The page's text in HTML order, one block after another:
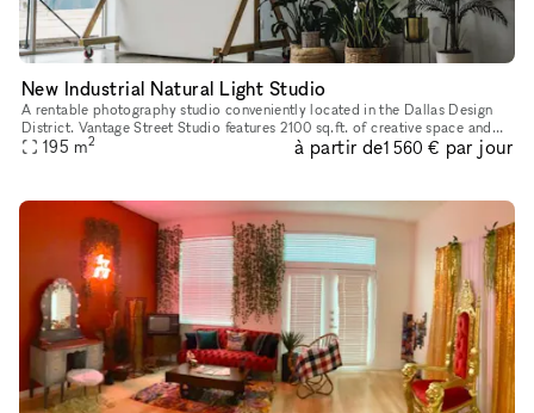
New Industrial Natural Light Studio
A rentable photography studio conveniently located in the Dallas Design
District. Vantage Street Studio features 2100 sq.ft. of creative space and
offers 2 premium studios with brilliant natural ligh
195 m2 à partir de1 560 € par jour